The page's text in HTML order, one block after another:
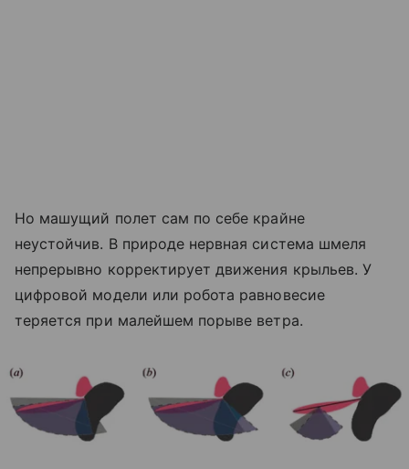
Но машущий полет сам по себе крайне
неустойчив. В природе нервная система шмеля
непрерывно корректирует движения крыльев. У
цифровой модели или робота равновесие
теряется при малейшем порыве ветра.